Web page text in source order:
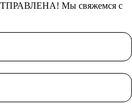
Мы свяжемся с